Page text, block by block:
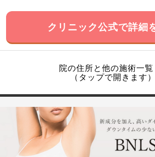
クリニック公式で詳細
院の住所と他の施術一
（タップで開きます）